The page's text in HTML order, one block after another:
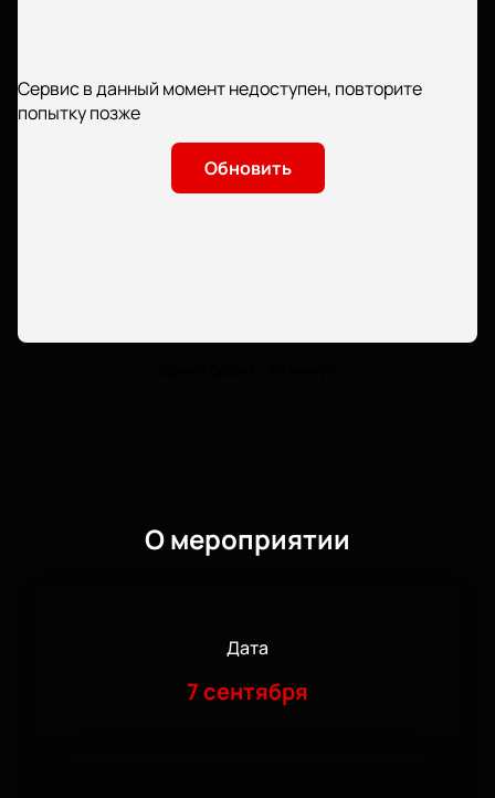
Сервис в данный момент недоступен, повторите
попытку позже
Обновить
О мероприятии
Дата
7 сентября